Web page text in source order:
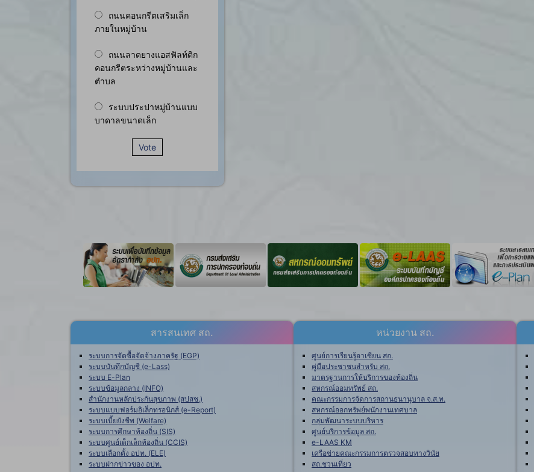
ถนนคอนกรีตเสริมเล็ก
ภายในหมู่บ้าน
ถนนลาดยางแอสฟัลท์ติก
คอนกรีตระหว่างหมู่บ้านและ
ตำบล
ระบบประปาหมู่บ้านแบบ
บาดาลขนาดเล็ก
Vote
สารสนเทศ สถ.
ระบบการจัดซื้อจัดจ้างภาครัฐ (EGP)
ระบบบันทึกบัญชี (e-Lass)
ระบบ E-Plan
ระบบข้อมูลกลาง (INFO)
สำนักงานหลักประกันสุขภาพ (สปสช.)
ระบบแบบฟอร์มอิเล็กทรอนิกส์ (e-Report)
ระบบเบี้ยยังชีพ (Welfare)
ระบบการศึกษาท้องถิ่น (SIS)
ระบบศูนย์เด็กเล็กท้องถิ่น (CCIS)
ระบบเลือกตั้ง อปท. (ELE)
ระบบฝากข่าวของ อปท.
หน่วยงาน สถ.
ศูนย์การเรียนรู้อาเซียน สถ.
คู่มือประชาชนสำหรับ สถ.
มาตรฐานการให้บริการของท้องถิ่น
สหกรณ์ออมทรัพย์ สถ.
คณะกรรมการจัดการสถานธนานุบาล จ.ส.ท.
สหกรณ์ออกทรัพย์พนักงานเทศบาล
กลุ่มพัฒนาระบบบริหาร
ศูนย์บริการข้อมูล สถ.
e-LAAS KM
เครือข่ายคณะกรรมการตรวจสอบทางวินัย
สถ.ชวนเที่ยว